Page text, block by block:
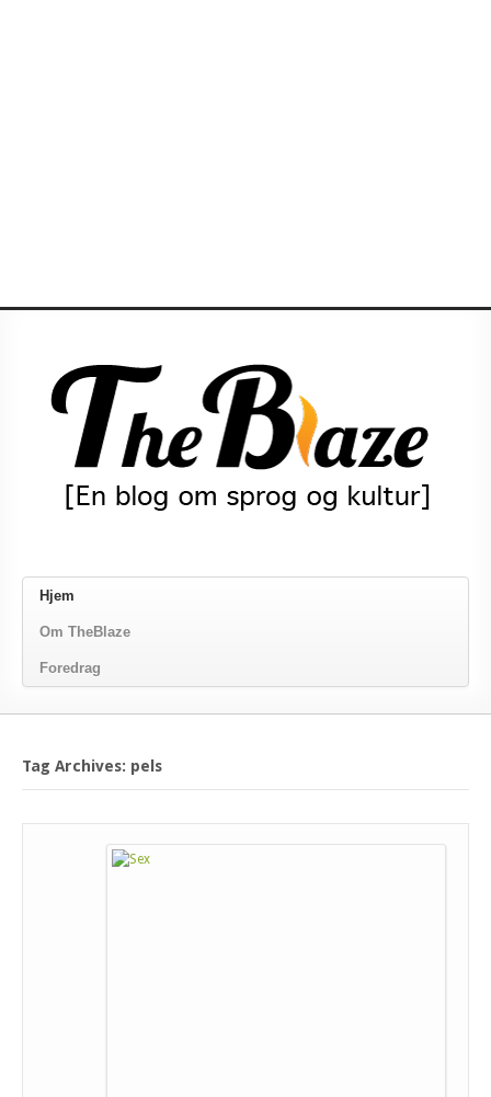
Hjem
Om TheBlaze
Foredrag
Tag Archives: pels